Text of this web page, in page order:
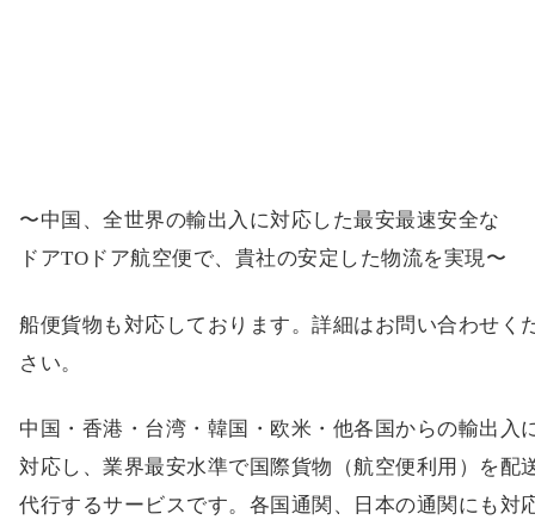
〜中国、全世界の輸出入に対応した最安最速安全な
ドアTOドア航空便で、貴社の安定した物流を実現〜
船便貨物も対応しております。詳細はお問い合わせく
さい。
中国・香港・台湾・韓国・欧米・他各国からの輸出入
対応し、業界最安水準で国際貨物（航空便利用）を配
代行するサービスです。各国通関、日本の通関にも対